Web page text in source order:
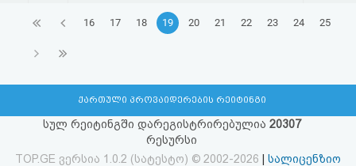
16 17 18 19 20 21 22 23 24 25
ქართული პროვაიდერების რეიტინგი
სულ რეიტინგში დარეგისტრირებულია 20307
რესურსი
TOP.GE ვერსია 1.0.2 (სატესტო) © 2002-2026
სალიცენზიო